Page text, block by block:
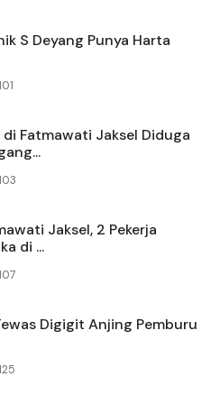
S Deyang Punya Harta
di Fatmawati Jaksel Diduga
Jaksel, 2 Pekerja
di ...
Digigit Anjing Pemburu